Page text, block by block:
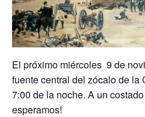
El próximo miércoles 9 de
fuente central del zócalo de la
7:00 de la noche. A un
esperamos!